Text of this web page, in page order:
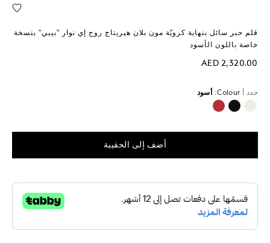
قلم حبر سائل بنهاية كرويّة مون بلان هيريتاج روج إي نوار "بيبي" بنسخة
خاصة باللون الأسود
AED 2,320.00
حدد أColour: أسود
محدد
أضف إلى الحقيبة